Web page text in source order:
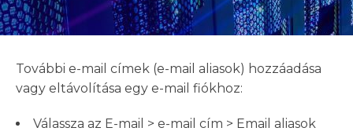
További e-mail címek (e-mail aliasok) hozzáadása
vagy eltávolítása egy e-mail fiókhoz:
Válassza az E-mail > e-mail cím > Email aliasok